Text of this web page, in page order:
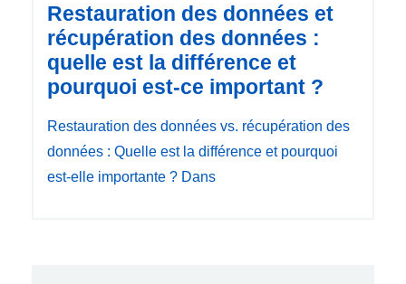
Restauration des données et
récupération des données :
quelle est la différence et
pourquoi est-ce important ?
Restauration des données vs. récupération des
données : Quelle est la différence et pourquoi
est-elle importante ? Dans